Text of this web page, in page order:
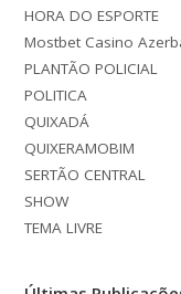
HORA DO ESPORTE
Mostbet Casino
PLANTÃO POLICIAL
POLITICA
QUIXADÁ
QUIXERAMOBIM
SERTÃO CENTRAL
SHOW
TEMA LIVRE